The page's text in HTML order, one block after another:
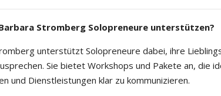
Stromberg Solopreneure unterstützen?
unterstützt Solopreneure dabei, ihre
Sie bietet Workshops und Pakete an, die
und Dienstleistungen klar zu kommunizieren.